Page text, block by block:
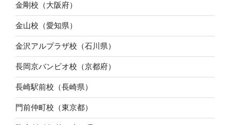
金剛校（大阪府）
金山校（愛知県）
金沢アルプラザ校（石川県）
長岡京バンビオ校（京都府）
長崎駅前校（長崎県）
門前仲町校（東京都）